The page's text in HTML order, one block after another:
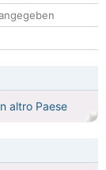
altro Paese